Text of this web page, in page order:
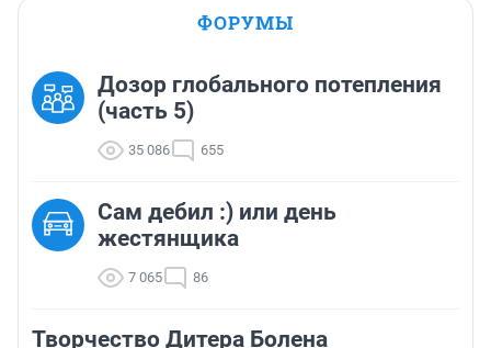
ФОРУМЫ
Дозор глобального потепления
(часть 5)
35 086 655
Сам дебил :) или день
жестянщика
7 065 86
Творчество Дитера Болена